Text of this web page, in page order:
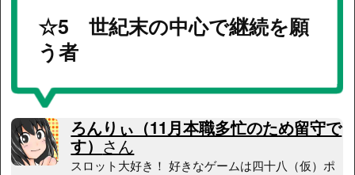
☆5 世紀末の中心で継続を願
う者
ろんりぃ（11月本職多忙のため留守で
す） さん
スロット大好き！ 好きなゲームは四十八（仮）ポ